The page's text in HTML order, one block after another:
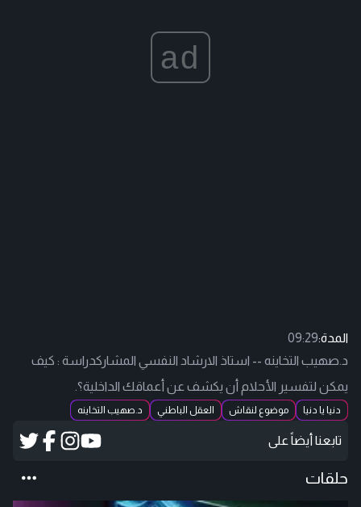
ad
المدة:09:29
د.صهيب التخاينه -- استاذ الارشاد النفسي المشاركدراسة : كيف
يمكن لتفسير الأحلام أن يكشف عن أعماقك الداخلية؟.
دنيا يا دنيا موضوع لنقاش العقل الباطني د.صهيب التخاينه
تابعنا أيضاً على
حلقات